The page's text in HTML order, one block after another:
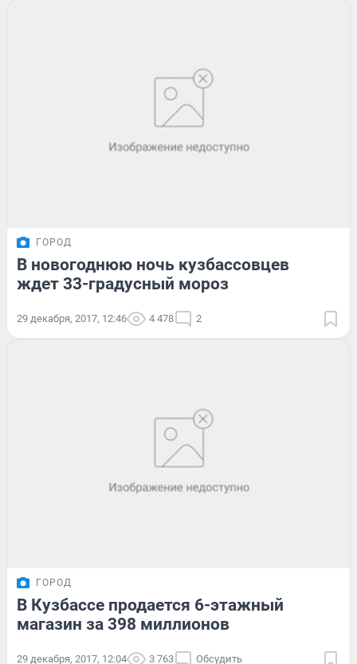
ГОРОД
В новогоднюю ночь кузбассовцев
ждет 33-градусный мороз
29 декабря, 2017, 12:46 4 478 2
ГОРОД
В Кузбассе продается 6-этажный
магазин за 398 миллионов
29 декабря, 2017, 12:04 3 763 Обсудить